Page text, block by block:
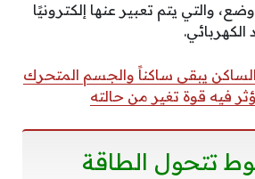
والتي يتم تعبير عنها إلكترونيًا
الكهربائي.
يبقى ساكناً والجسم المتحرك
فيه قوة تغير من حالته
تتحول الطاقة